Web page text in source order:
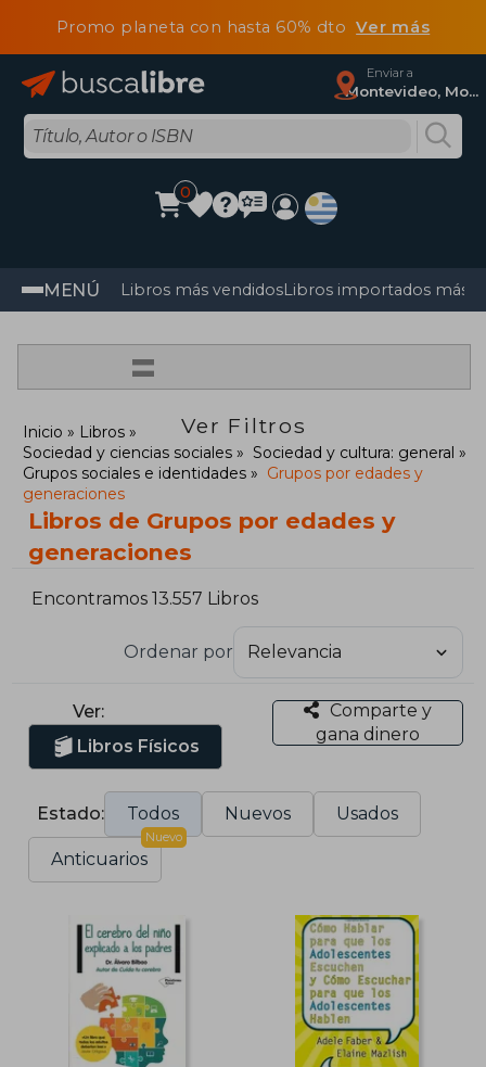
Promo planeta con hasta 60% dtoVer más
Enviar a
Montevideo, Montevideo
0
MENÚ Libros más vendidosLibros importados más
=
Ver Filtros
Inicio
Libros
Sociedad y ciencias sociales
Sociedad y cultura: general
Grupos sociales e identidades
Grupos por edades y
generaciones
Libros de Grupos por edades y
generaciones
Encontramos 13.557 Libros
Ordenar por
Ver:
Libros Físicos
Comparte y
gana dinero
Estado: Todos Nuevos Usados
Anticuarios
Nuevo